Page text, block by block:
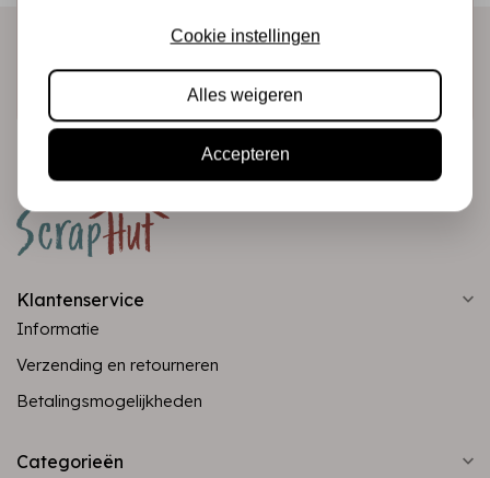
Klantenservice
Informatie
Verzending en retourneren
Betalingsmogelijkheden
Categorieën
Cookie instellingen
Alles weigeren
Accepteren